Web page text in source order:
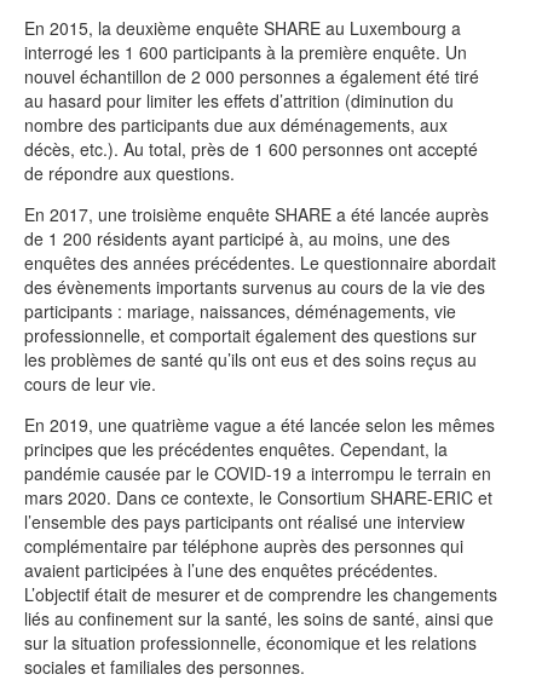
En 2015, la deuxième enquête SHARE au Luxembourg a
interrogé les 1 600 participants à la première enquête. Un
nouvel échantillon de 2 000 personnes a également été tiré
au hasard pour limiter les effets d’attrition (diminution du
nombre des participants due aux déménagements, aux
décès, etc.). Au total, près de 1 600 personnes ont accepté
de répondre aux questions.
En 2017, une troisième enquête SHARE a été lancée auprès
de 1 200 résidents ayant participé à, au moins, une des
enquêtes des années précédentes. Le questionnaire abordait
des évènements importants survenus au cours de la vie des
participants : mariage, naissances, déménagements, vie
professionnelle, et comportait également des questions sur
les problèmes de santé qu’ils ont eus et des soins reçus au
cours de leur vie.
En 2019, une quatrième vague a été lancée selon les mêmes
principes que les précédentes enquêtes. Cependant, la
pandémie causée par le COVID-19 a interrompu le terrain en
mars 2020. Dans ce contexte, le Consortium SHARE-ERIC et
l’ensemble des pays participants ont réalisé une interview
complémentaire par téléphone auprès des personnes qui
avaient participées à l’une des enquêtes précédentes.
L’objectif était de mesurer et de comprendre les changements
liés au confinement sur la santé, les soins de santé, ainsi que
sur la situation professionnelle, économique et les relations
sociales et familiales des personnes.